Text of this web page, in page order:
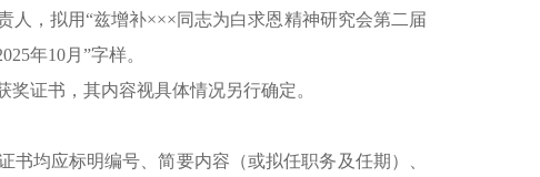
人，拟用“兹增补×××同志为白求恩精神研究会第二届
年10月”字样。
奖证书，其内容视具体情况另行确定。
均应标明编号、简要内容（或拟任职务及任期）、